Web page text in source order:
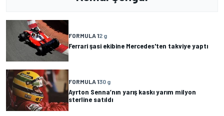
FORMULA 12 g
Ferrari şasi ekibine Mercedes'ten takviye yaptı
FORMULA 130 g
Ayrton Senna’nın yarış kaskı yarım milyon
sterline satıldı